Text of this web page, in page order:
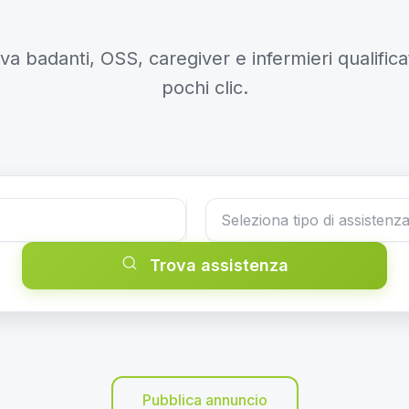
badanti, OSS, caregiver e infermieri
pochi clic.
Trova assistenza
Pubblica annuncio